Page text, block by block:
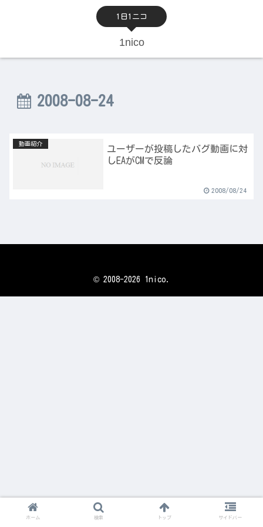
1日1ニコ
1nico
2008-08-24
動画紹介
ユーザーが投稿したバグ動画に対
しEAがCMで反論
2008/08/24
© 2008-2026 1nico.
ホーム 検索 トップ サイドバー